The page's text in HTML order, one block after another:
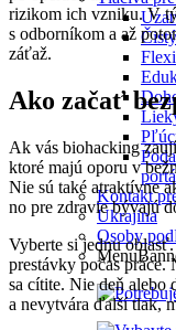
Kontakt
Ukrajina
Osoby
rizikom ich vzniku. V
s odborníkom a až
záťaž.
Ako začať
Ak vás biohacking
ktoré majú oporu v
Nie sú také atraktívne
no pre zdravie bývajú
Vyberte si jednu
prestávky počas práce.
sa cítite. Nie deň alebo
a nevytvára ďalší tlak,